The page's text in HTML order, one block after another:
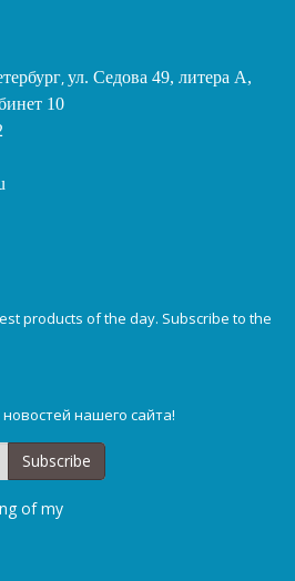
,ул. Седова 49, литера А,
10
products of the day. Subscribe to the
нашего сайта!
of my
Subscribe